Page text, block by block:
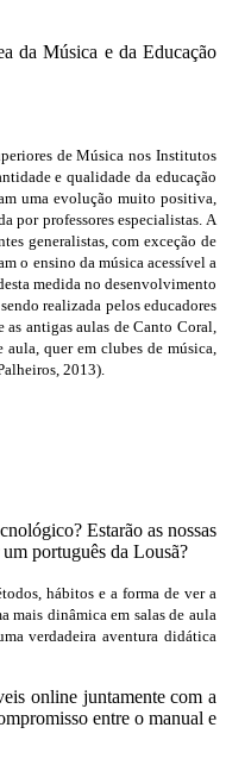
da Música e da Educação
de Música nos Institutos
e qualidade da educação
uma evolução muito positiva,
por professores especialistas. A
generalistas, com exceção de
o ensino da música acessível a
medida no desenvolvimento
realizada pelos educadores
as antigas aulas de Canto Coral,
quer em clubes de música,
2013).
Estarão as nossas
português da Lousã?
hábitos e a forma de ver a
mais dinâmica em salas de aula
verdadeira aventura didática
online juntamente com a
entre o manual e